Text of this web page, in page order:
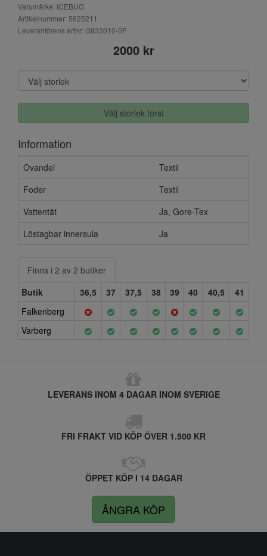
Varumärke: ICEBUG
Artikelnummer: 5625211
Leverantörens artnr: G933010-0F
2000 kr
Välj storlek först
Information
Ovandel
Textil
Foder
Textil
Vattentät
Ja, Gore-Tex
Löstagbar innersula
Ja
Finns i 2 av 2 butiker
Butik
36,5 37 37,5 38 39 40 40,5
41
Falkenberg
Varberg
LEVERANS INOM 4 DAGAR INOM SVERIGE
FRI FRAKT VID KÖP ÖVER 1.500 KR
ÖPPET KÖP I 14 DAGAR
ÅNGRA KÖP